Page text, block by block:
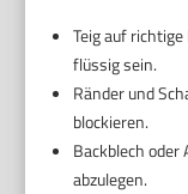
Teig auf
flüssig sein.
Ränder und
blockieren.
Backblech
abzulegen.